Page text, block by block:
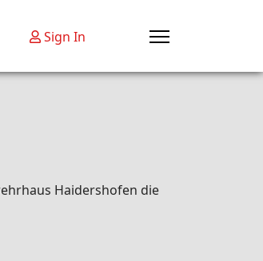
Sign In
Haidershofen die